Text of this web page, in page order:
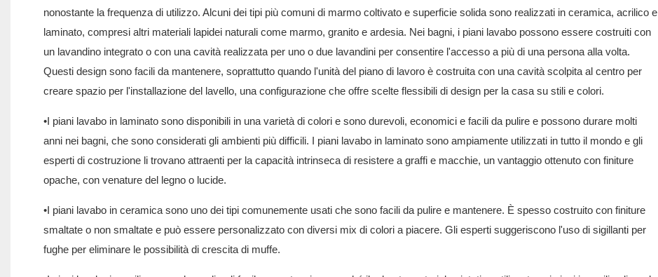
nonostante la frequenza di utilizzo. Alcuni dei tipi più comuni di marmo coltivato e superficie solida sono realizzati in ceramica, acrilico e
laminato, compresi altri materiali lapidei naturali come marmo, granito e ardesia. Nei bagni, i piani lavabo possono essere costruiti con
un lavandino integrato o con una cavità realizzata per uno o due lavandini per consentire l'accesso a più di una persona alla volta.
Questi design sono facili da mantenere, soprattutto quando l'unità del piano di lavoro è costruita con una cavità scolpita al centro per
creare spazio per l'installazione del lavello, una configurazione che offre scelte flessibili di design per la casa su stili e colori.
•I piani lavabo in laminato sono disponibili in una varietà di colori e sono durevoli, economici e facili da pulire e possono durare molti
anni nei bagni, che sono considerati gli ambienti più difficili. I piani lavabo in laminato sono ampiamente utilizzati in tutto il mondo e gli
esperti di costruzione li trovano attraenti per la capacità intrinseca di resistere a graffi e macchie, un vantaggio ottenuto con finiture
opache, con venature del legno o lucide.
•I piani lavabo in ceramica sono uno dei tipi comunemente usati che sono facili da pulire e mantenere. È spesso costruito con finiture
smaltate o non smaltate e può essere personalizzato con diversi mix di colori a piacere. Gli esperti suggeriscono l'uso di sigillanti per
fughe per eliminare le possibilità di crescita di muffe.